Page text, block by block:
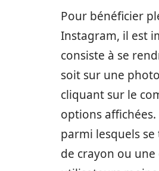
Pour bénéficier
Instagram, il est
consiste à se
soit sur une
cliquant sur le
options
parmi lesquels se
de crayon ou